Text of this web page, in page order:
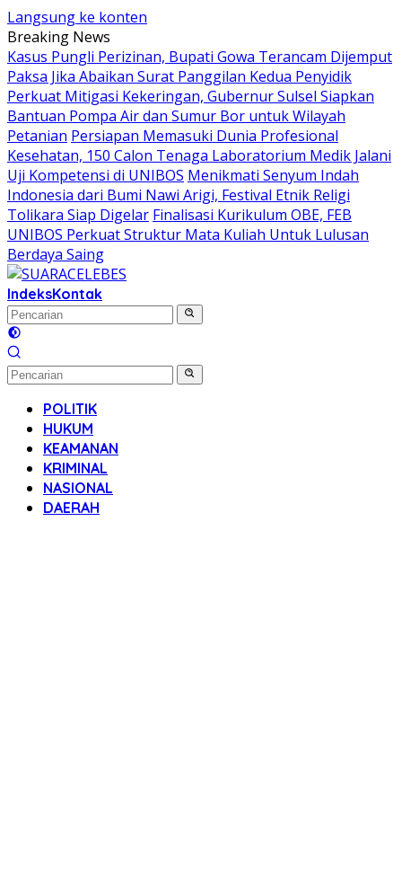
Langsung ke konten
Breaking News
Kasus Pungli Perizinan, Bupati Gowa Terancam Dijemput
Paksa Jika Abaikan Surat Panggilan Kedua Penyidik
Perkuat Mitigasi Kekeringan, Gubernur Sulsel Siapkan
Bantuan Pompa Air dan Sumur Bor untuk Wilayah
Petanian Persiapan Memasuki Dunia Profesional
Kesehatan, 150 Calon Tenaga Laboratorium Medik Jalani
Uji Kompetensi di UNIBOS Menikmati Senyum Indah
Indonesia dari Bumi Nawi Arigi, Festival Etnik Religi
Tolikara Siap Digelar Finalisasi Kurikulum OBE, FEB
UNIBOS Perkuat Struktur Mata Kuliah Untuk Lulusan
Berdaya Saing
IndeksKontak
POLITIK
HUKUM
KEAMANAN
KRIMINAL
NASIONAL
DAERAH